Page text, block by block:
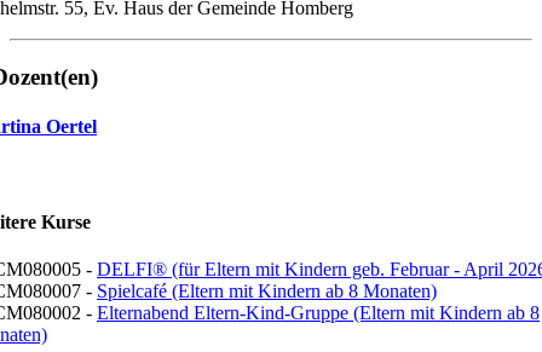
55, Ev. Haus der Gemeinde Homberg
Oertel
Kurse
- DELFI® (für Eltern mit Kindern geb. Februar - April
- Spielcafé (Eltern mit Kindern ab 8 Monaten)
- Elternabend Eltern-Kind-Gruppe (Eltern mit Kindern ab 8